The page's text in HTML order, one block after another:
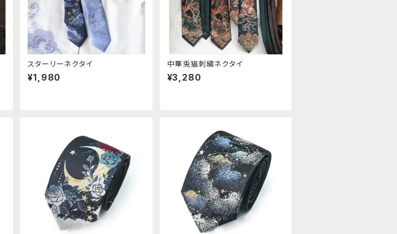
スターリーネクタイ
¥1,980
中華兎猫刺繍ネクタイ
¥3,280